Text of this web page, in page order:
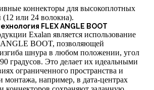
коннекторы для высокоплотных
(12 или 24 волокна).
FLEX ANGLE BOOT
Exalan является использование
BOOT, позволяющей
шнура в любом положении, угол
градусов. Это делает их идеальными
ограниченного пространства и
монтажа, например, в дата-центрах